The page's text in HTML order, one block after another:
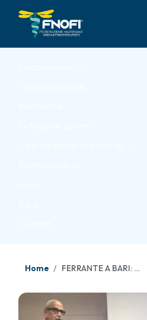
Skip to Main Content
Home FERRANTE A BARI: VALORE DELLE PROFESSIONI E CAMBIAMENTO IN SANITA’